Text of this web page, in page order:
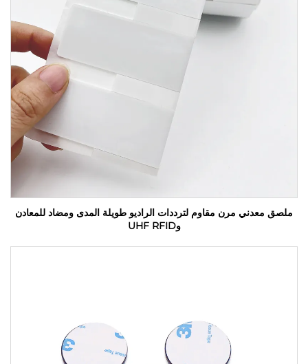
ملصق معدني مرن مقاوم لترددات الراديو طويلة المدى ومضاد للمعادن
وUHF RFID